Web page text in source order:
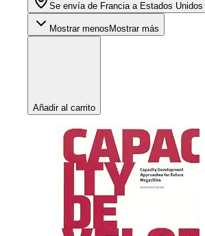
Se envía de Francia a Estados
Mostrar menos Mostrar más
Añadir al carrito